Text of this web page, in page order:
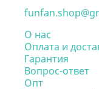
О нас
Оплата и
Гарантия
Вопрос-ответ
Опт